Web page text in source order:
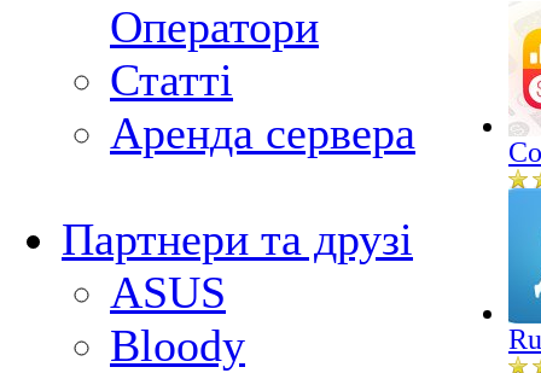
Оператори
Статті
Аренда сервера
Партнери та друзі
ASUS
Bloody